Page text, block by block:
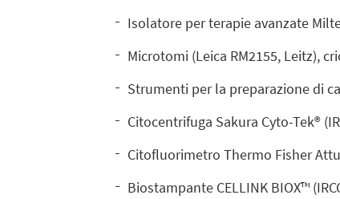
Isolatore per terapie avanzate
Microtomi (Leica RM2155, Leitz),
Strumenti per la preparazione di
Citocentrifuga Sakura Cyto-Tek®
Citofluorimetro Thermo Fisher
Biostampante CELLINK BIOX™